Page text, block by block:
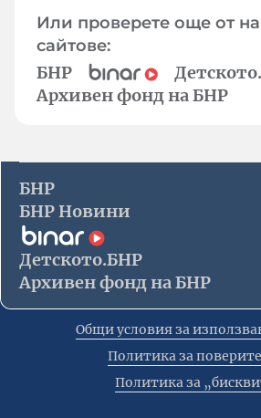
Или проверете още от
сайтове:
БНР
Архивен фонд на БНР
БНР
БНР Новини
Детското.БНР
Архивен фонд на БНР
Общи условия за
Политика за
Политика за